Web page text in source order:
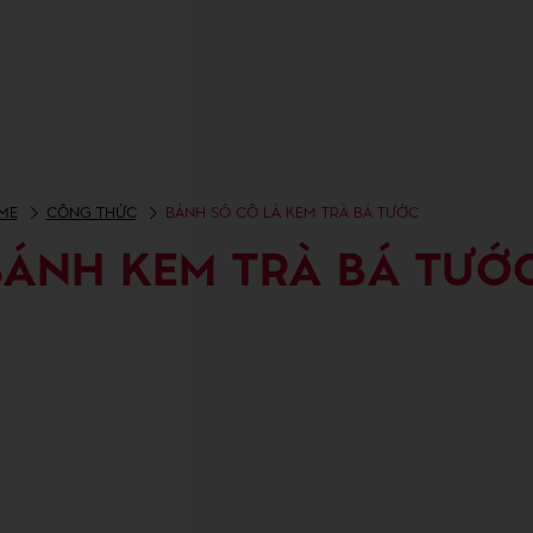
CÔNG THỨC BÁNH SÔ CÔ LÀ KEM TRÀ BÁ TƯỚC
KEM TRÀ BÁ